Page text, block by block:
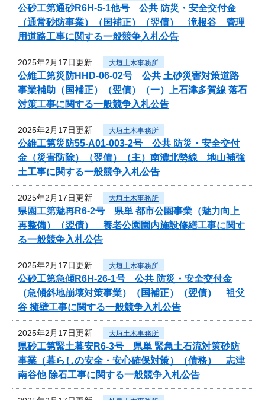
公砂工第通砂R6H-5-1他号 公共 防災・安全交付金
（通常砂防事業）（国補正）（翌債） 滝根谷 管理
用道路工事に関する一般競争入札公告
2025年2月17日更新 大垣土木事務所
公維工第災防HHD-06-02号 公共 土砂災害対策道路
事業補助（国補正）（翌債）（一）上石津多賀線 落石
対策工事に関する一般競争入札公告
2025年2月17日更新 大垣土木事務所
公維工第災防55-A01-003-2号 公共 防災・安全交付
金（災害防除）（翌債）（主）南濃北勢線 地山補強
土工事に関する一般競争入札公告
2025年2月17日更新 大垣土木事務所
県園工第魅再R6-2号 県単 都市公園事業（魅力向上
再整備）（翌債） 養老公園園内施設修繕工事に関す
る一般競争入札公告
2025年2月17日更新 大垣土木事務所
公砂工第急傾R6H-26-1号 公共 防災・安全交付金
（急傾斜地崩壊対策事業）（国補正）（翌債） 祖父
谷 擁壁工事に関する一般競争入札公告
2025年2月17日更新 大垣土木事務所
県砂工第緊土暮安R6-3号 県単 緊急土石流対策砂防
事業（暮らしの安全・安心確保対策）（債務） 志津
南谷他 除石工事に関する一般競争入札公告